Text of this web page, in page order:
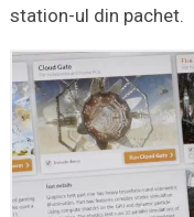
station-ul din pachet.